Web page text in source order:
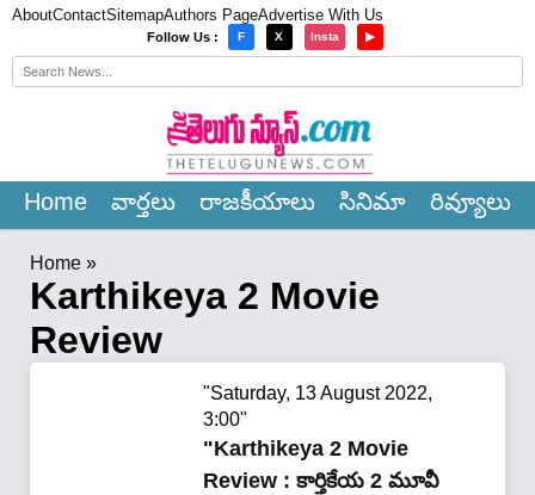
AboutContactSitemapAuthors PageAdvertise With Us
Follow Us : F X Insta ▶
Home వార్త‌లు రాజ‌కీయాలు సినిమా రివ్యూలు
Home »
Karthikeya 2 Movie
Review
"Saturday, 13 August 2022,
3:00"
"Karthikeya 2 Movie
Review : కార్తికేయ 2 మూవీ